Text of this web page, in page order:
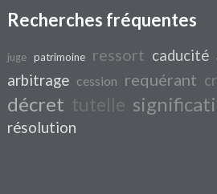
Recherches fréquentes
juge patrimoine ressort caducité
arbitrage cession requérant
décret tutelle
résolution